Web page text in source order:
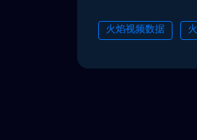
火焰视频数据